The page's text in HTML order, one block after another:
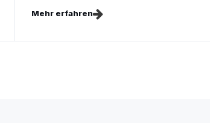
Mehr erfahren